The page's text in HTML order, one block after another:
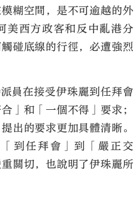
匯
糊空間，是不可逾越的外
美西方政客和反中亂港分
碰底線的行徑，必遭強烈
員在接受伊珠麗到任拜會
」和「一個不得」要求；
出的要求更加具體清晰。
到任拜會」到「嚴正交
關切，也說明了伊珠麗所